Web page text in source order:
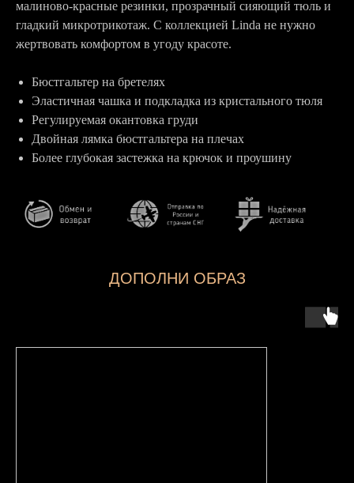
малиново-красные резинки, прозрачный сияющий тюль и
гладкий микротрикотаж. С коллекцией Linda не нужно
жертвовать комфортом в угоду красоте.
Бюстгальтер на бретелях
Эластичная чашка и подкладка из кристального тюля
Регулируемая окантовка груди
Двойная лямка бюстгальтера на плечах
Более глубокая застежка на крючок и проушину
ДОПОЛНИ ОБРАЗ